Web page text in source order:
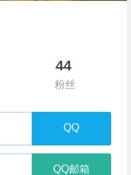
44
粉丝
QQ
QQ邮箱